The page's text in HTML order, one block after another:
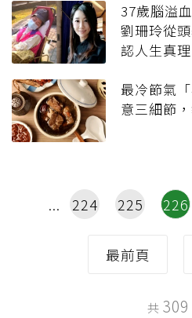
37歲腦溢
劉珊玲從
認人生真理
最冷節氣
意三細節
最前頁
224 225 226
共 309